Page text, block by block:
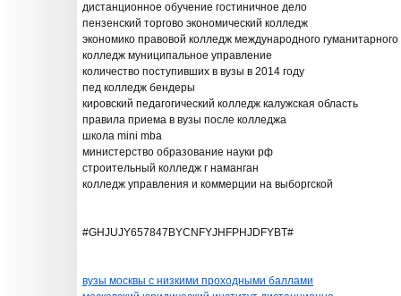
дистанционное обучение гостиничное дело
пензенский торгово экономический колледж
экономико правовой колледж международного гуманитарного
колледж муниципальное управление
количество поступивших в вузы в 2014 году
пед колледж бендеры
кировский педагогический колледж калужская область
правила приема в вузы после колледжа
школа mini mba
министерство образование науки рф
строительный колледж г наманган
колледж управления и коммерции на выборгской
#GHJUJY657847BYCNFYJHFPHJDFYBT#
вузы москвы с низкими проходными баллами